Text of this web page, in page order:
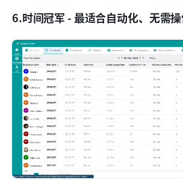
6.时间冠军 - 最适合自动化、无需